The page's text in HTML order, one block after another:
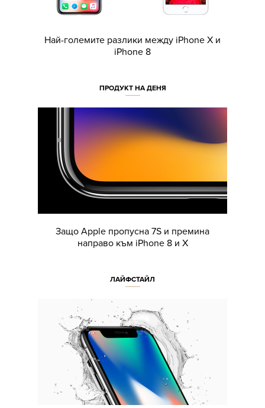
Най-големите разлики между iPhone X и
iPhone 8
ПРОДУКТ НА ДЕНЯ
Защо Apple пропусна 7S и премина
направо към iPhone 8 и Х
ЛАЙФСТАЙЛ